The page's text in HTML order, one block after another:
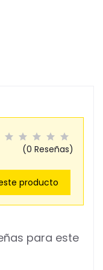
(0 Reseñas)
producto
para este